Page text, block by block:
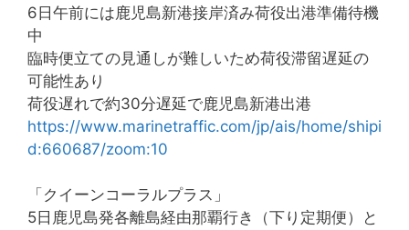
6日午前には鹿児島新港接岸済み荷役出港準備待機
中
臨時便立ての見通しが難しいため荷役滞留遅延の
可能性あり
荷役遅れで約30分遅延で鹿児島新港出港
https://www.marinetraffic.com/jp/ais/home/shipi
d:660687/zoom:10
「クイーンコーラルプラス」
5日鹿児島発各離島経由那覇行き（下り定期便）と